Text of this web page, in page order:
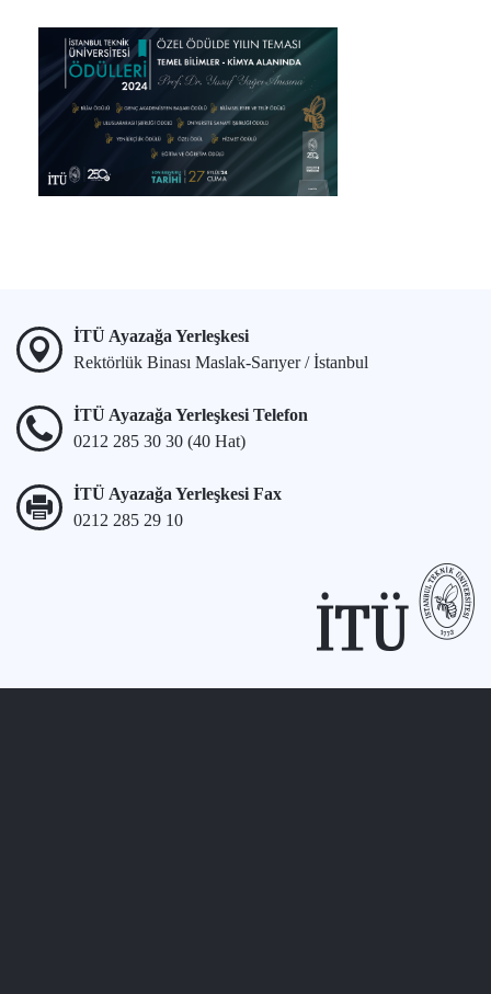
İTÜ Ayazağa Yerleşkesi
Rektörlük Binası Maslak-Sarıyer / İstanbul
İTÜ Ayazağa Yerleşkesi Telefon
0212 285 30 30 (40 Hat)
İTÜ Ayazağa Yerleşkesi Fax
0212 285 29 10